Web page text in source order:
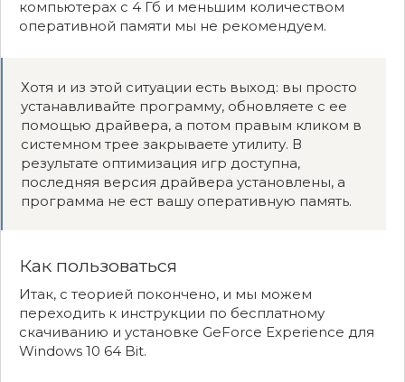
компьютерах с 4 Гб и меньшим количеством
оперативной памяти мы не рекомендуем.
Хотя и из этой ситуации есть выход: вы просто
устанавливайте программу, обновляете с ее
помощью драйвера, а потом правым кликом в
системном трее закрываете утилиту. В
результате оптимизация игр доступна,
последняя версия драйвера установлены, а
программа не ест вашу оперативную память.
Как пользоваться
Итак, с теорией покончено, и мы можем
переходить к инструкции по бесплатному
скачиванию и установке GeForce Experience для
Windows 10 64 Bit.